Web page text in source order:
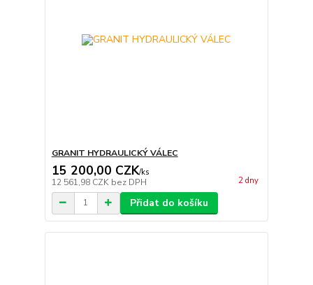
GRANIT HYDRAULICKÝ VÁLEC
15 200,00 CZK/ks
12 561,98 CZK bez DPH 2 dny
Přidat do košíku